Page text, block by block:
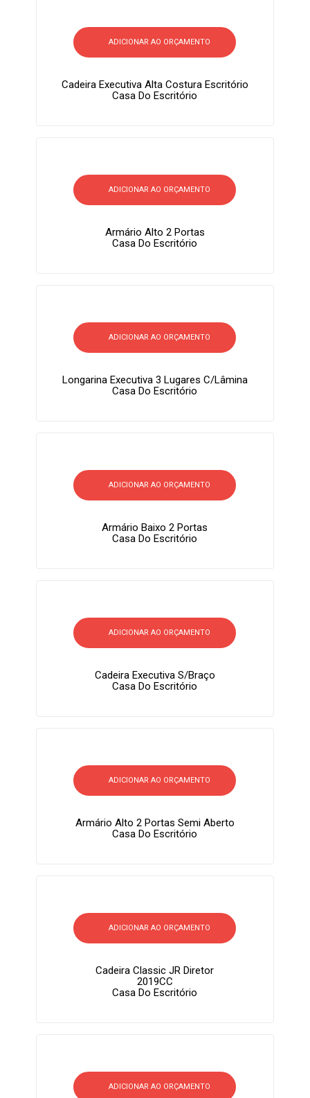
ADICIONAR AO ORÇAMENTO
Cadeira Executiva Alta Costura Escritório
Casa Do Escritório
ADICIONAR AO ORÇAMENTO
Armário Alto 2 Portas
Casa Do Escritório
ADICIONAR AO ORÇAMENTO
Longarina Executiva 3 Lugares C/lâmina
Casa Do Escritório
ADICIONAR AO ORÇAMENTO
Armário Baixo 2 Portas
Casa Do Escritório
ADICIONAR AO ORÇAMENTO
Cadeira Executiva S/braço
Casa Do Escritório
ADICIONAR AO ORÇAMENTO
Armário Alto 2 Portas Semi Aberto
Casa Do Escritório
ADICIONAR AO ORÇAMENTO
Cadeira Classic JR Diretor
2019CC
Casa Do Escritório
ADICIONAR AO ORÇAMENTO